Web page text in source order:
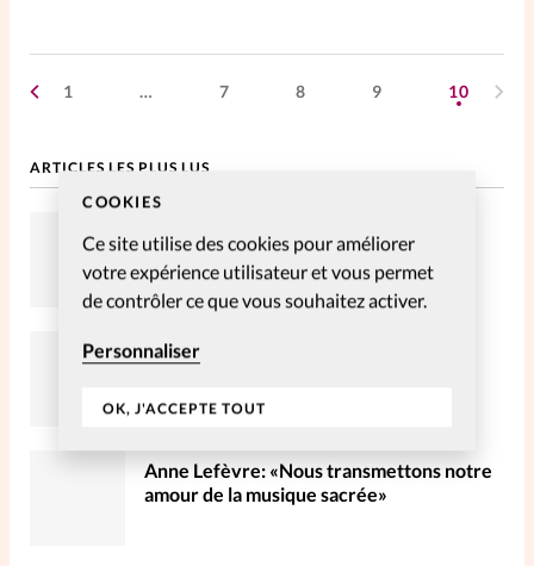
COOKIES
Ce site utilise des cookies pour améliorer
votre expérience utilisateur et vous permet
de contrôler ce que vous souhaitez activer.
Personnaliser
OK, J'ACCEPTE TOUT
Aujourd’hui!
La Boutique
La Pause SpirituElles - toutes les
éditions
À propos
La rédaction
Mon compte
1 … 7 8 9 10
ARTICLES LES PLUS LUS
Envahie par mon smartphone
Portraits de femmes : Modestine
Anne Lefèvre: «Nous transmettons notre
amour de la musique sacrée»